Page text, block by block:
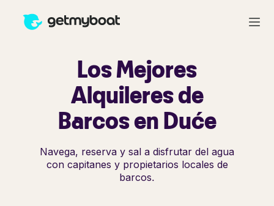
Los Mejores
Alquileres de
Barcos en Duće
Navega, reserva y sal a disfrutar del agua
con capitanes y propietarios locales de
barcos.